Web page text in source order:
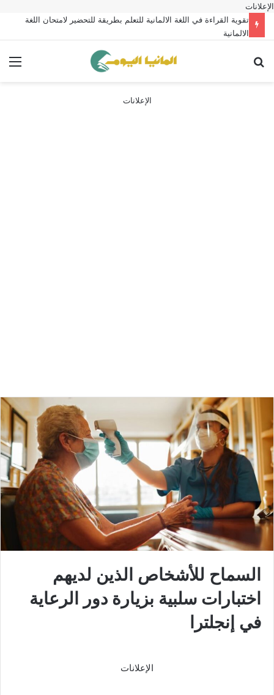
الإعلانات
تقوية القراءة في اللغة الالمانية للتعلم بطريقة للتحضير لامتحان اللغة
الالمانية
الإعلانات
السماح للأشخاص الذين لديهم
اختبارات سلبية بزيارة دور الرعاية
في إنجلترا
الإعلانات